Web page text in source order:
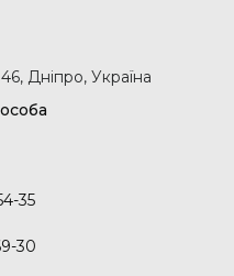
Дніпро, Україна
35
30